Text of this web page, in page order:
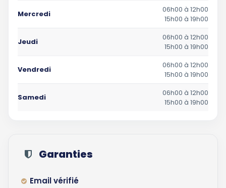
Mercredi
06h00 à 12h00
15h00 à 19h00
Jeudi
06h00 à 12h00
15h00 à 19h00
Vendredi
06h00 à 12h00
15h00 à 19h00
Samedi
06h00 à 12h00
15h00 à 19h00
Garanties
Email vérifié